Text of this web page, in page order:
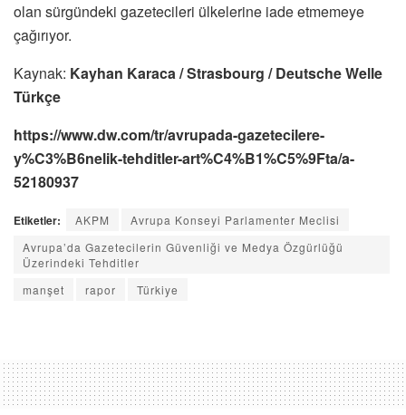
olan sürgündeki gazetecileri ülkelerine iade etmemeye
çağırıyor.
Kaynak: Kayhan Karaca / Strasbourg /Deutsche Welle
Türkçe
https://www.dw.com/tr/avrupada-gazetecilere-
y%C3%B6nelik-tehditler-art%C4%B1%C5%9Fta/a-
52180937
Etiketler: AKPM
Avrupa Konseyi Parlamenter Meclisi
Avrupa’da Gazetecilerin Güvenliği ve Medya Özgürlüğü
Üzerindeki Tehditler
manşet
rapor Türkiye